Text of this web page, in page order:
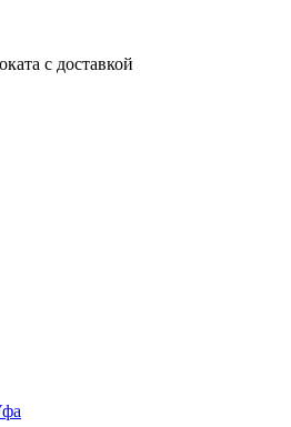
с доставкой